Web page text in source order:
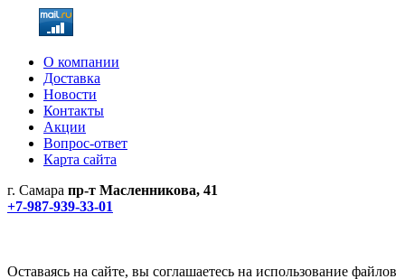
О компании
Доставка
Новости
Контакты
Акции
Вопрос-ответ
Карта сайта
г. Самара пр-т Масленникова, 41
+7-987-939-33-01
Оставаясь на сайте, вы соглашаетесь на использование файлов